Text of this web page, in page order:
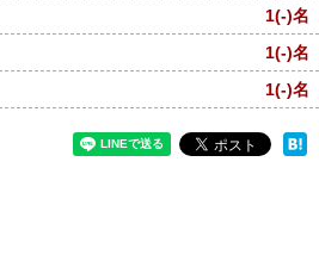
1(-)名
1(-)名
1(-)名